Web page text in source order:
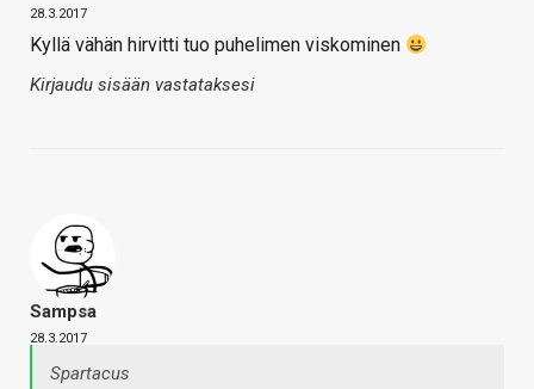
28.3.2017
Kyllä vähän hirvitti tuo puhelimen viskominen
Kirjaudu sisään vastataksesi
Sampsa
28.3.2017
Spartacus